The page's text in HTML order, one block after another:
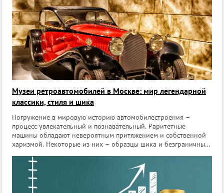
Музеи ретроавтомобилей в Москве: мир легендарной
классики, стиля и шика
Погружение в мировую историю автомобилестроения –
процесс увлекательный и познавательный. Раритетные
машины обладают невероятным притяжением и собственной
харизмой. Некоторые из них – образцы шика и безграничных
подвигах и войнах, третьи – при